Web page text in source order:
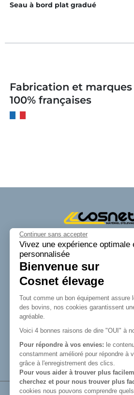
Continuer sans accepter
Vivez une expérience optimale
personnalisée
Bienvenue sur
Cosnet élevage
Tout comme un bon équipement assure
des bovins, nos cookies garantissent
agréable.
Voici 4 bonnes raisons de dire "OUI" à
Pour répondre à vos envies: le
constamment amélioré pour répondre à
grâce à l'enregistrement des clics.
Pour vous aider à trouver plus
cherchez et pour nous trouver plus
cookies nous pouvons comprendre
Seau à bord plat gradué
Fabrication et marques
100% françaises
Cosnet matériel d’élevage
de la SAS Cosnet.
conception et la fabrication
tubulaires pour les bâtiments
Reconnue pour son savoir-
fabrication de râteliers de
barrières, de cornadis et de
Avec Cosnet, vous faîtes le
innovant et de qualité. Vous
le nécessaire pour équiper
d’élevage.